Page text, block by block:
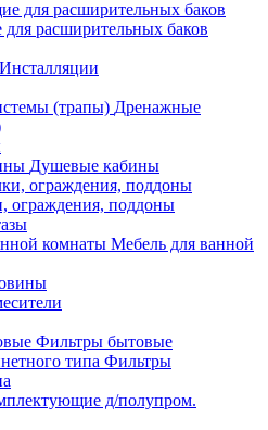
расширительных баков
Инсталляции
Дренажные
Душевые кабины
ограждения, поддоны
Мебель для ванной
Фильтры бытовые
Фильтры